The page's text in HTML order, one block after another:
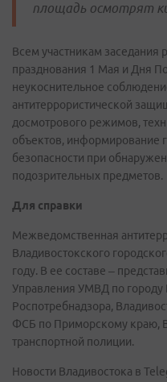
площадь осмотрят
Всем участникам
празднования 1 Мая и Дня
неукоснительное
антитеррористической
досмотрового режимов,
объектов, информирование
безопасности при
подозрительных предметов.
Для справки
Межведомственная
Владивостокского
году. В ее составе –
Управления УМВД по городу
Роспотребнадзора,
ФСБ по Приморскому краю,
транспортной полиции.
Новости Владивостока в